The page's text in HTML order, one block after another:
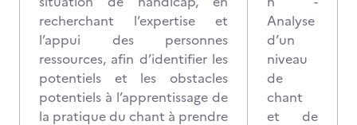
recherchant l’expertise et
l’appui des personnes
ressources, afin d’identifier les
potentiels et les obstacles
potentiels à l’apprentissage de
la pratique du chant à prendre
Analyse
d’un
niveau
de
chant
et de